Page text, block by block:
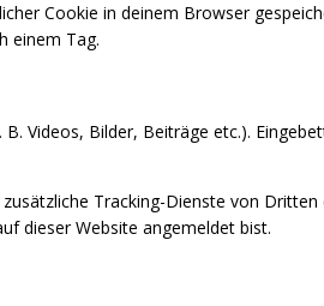
Cookie in deinem Browser
einem Tag.
Videos, Bilder, Beiträge etc.).
Tracking-Dienste von
dieser Website angemeldet bist.